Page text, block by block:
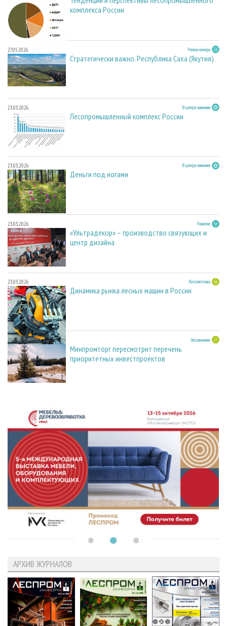
комплекса России
27.05.2026 Регион номера
Стратегически важно. Республика Саха (Якутия)
23.03.2026 В центре внимания
Лесопромышленный комплекс России
23.03.2026 В центре внимания
Деньги под ногами
23.03.2026 Развитие
«Ультрадекор» – производство связующих и
центр дизайна
23.03.2026 Лесозаготовка
Динамика рынка лесных машин в России
23.03.2026 Лесопиление
Минпромторг пересмотрит перечень
приоритетных инвестпроектов
АРХИВ ЖУРНАЛОВ